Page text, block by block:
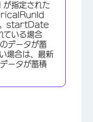
指定された
。startDate
いる場合
データが蓄
場合は、最新
ータが蓄積